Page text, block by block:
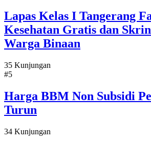
Lapas Kelas I Tangerang
Kesehatan Gratis dan
Warga Binaan
35 Kunjungan
#5
Harga BBM Non Subsidi
Turun
34 Kunjungan